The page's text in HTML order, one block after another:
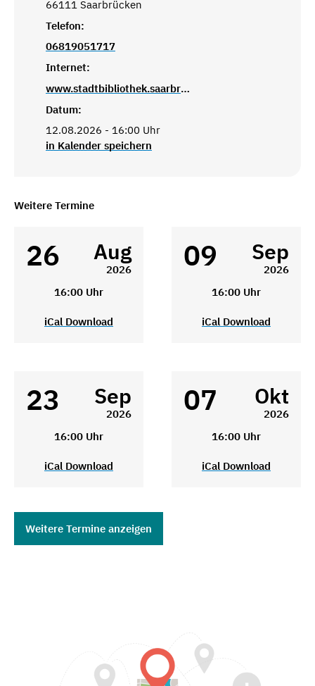
66111 Saarbrücken
Telefon:
06819051717
Internet:
www.stadtbibliothek.saarbruecken.de
Datum:
12.08.2026 - 16:00 Uhr
in Kalender speichern
Weitere Termine
26 Aug
2026
16:00 Uhr
iCal Download
09 Sep
2026
16:00 Uhr
iCal Download
23 Sep
2026
16:00 Uhr
iCal Download
07 Okt
2026
16:00 Uhr
iCal Download
Weitere Termine anzeigen